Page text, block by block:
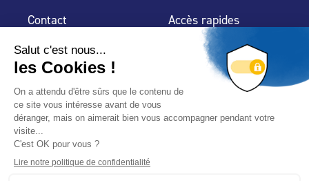
Contact
32 rue de Mogador
75 009 Paris
Accès rapides
Espace Presse
Trouver un
professionnel
Nous suivre